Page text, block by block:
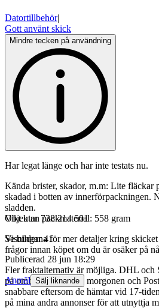
Datortillbehör|
Gott använt skick
Mindre tecken på användning
Har legat länge och har inte testats nu.
Kända brister, skador, m.m: Lite fläckar
skadad i botten av innerförpackningen.
sladden.
Vikt utan packmaterial: 558 gram
Se bilderna för mer detaljer kring
frågor innan köpet om du är osäker på
Fler fraktalternativ är möjliga. DHL och
på ombudet direkt på morgonen och
snabbare eftersom de hämtar vid 17-
på mina andra annonser för att utnyttja
Objektnr 738 214 501
Visningar 41
Publicerad 28 jun 18:29
Anmäl Sälj liknande